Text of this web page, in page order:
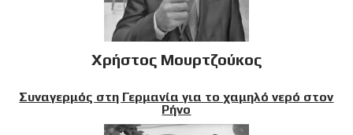
Χρήστος Μουρτζούκος
Συναγερμός στη Γερμανία για το χαμηλό νερό στον
Ρήνο